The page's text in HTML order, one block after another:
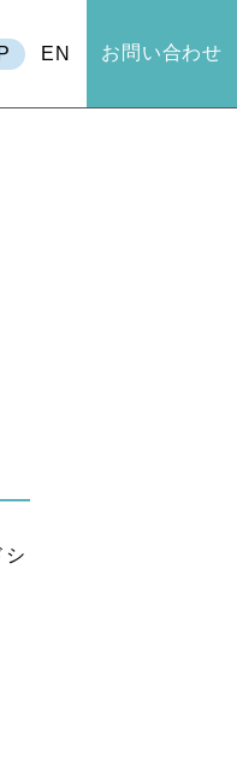
EN お問い合わせ
シ